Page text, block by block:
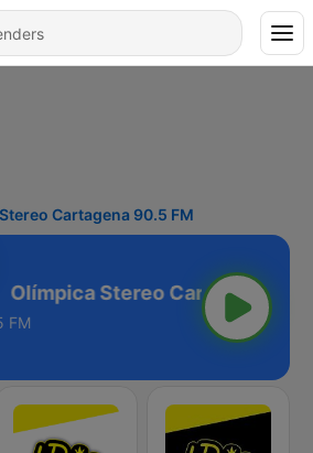
Cartagena 90.5 FM
FM